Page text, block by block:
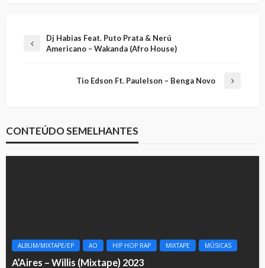
Dj Habias Feat. Puto Prata & Nerú
Americano – Wakanda (Afro House)
Tio Edson Ft. Paulelson – Benga Novo
CONTEÚDO SEMELHANTES
ALBUM/MIXTAPE/EP AO HIP HOP RAP MIXTAPE MÚSICAS
A’Aires – Willis (Mixtape) 2023